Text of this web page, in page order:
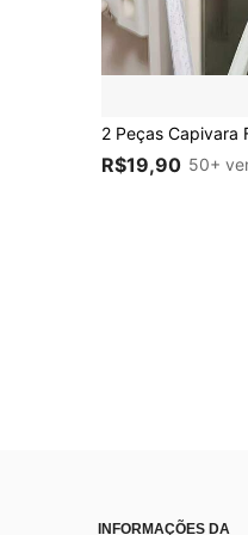
R$19,90 50+
INFORMAÇÕES DA